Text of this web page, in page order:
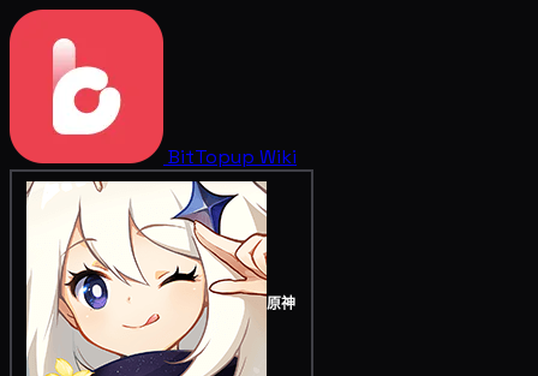
BitTopup Wiki
原神